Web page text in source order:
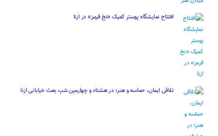
افتتاح نمایشگاه پوستر کمیک «نخ قرمز» در ازنا
تلاقی ایمان، حماسه و هنر؛ در هشتاد و چهارمین شبِ بعث خیابانی ازنا